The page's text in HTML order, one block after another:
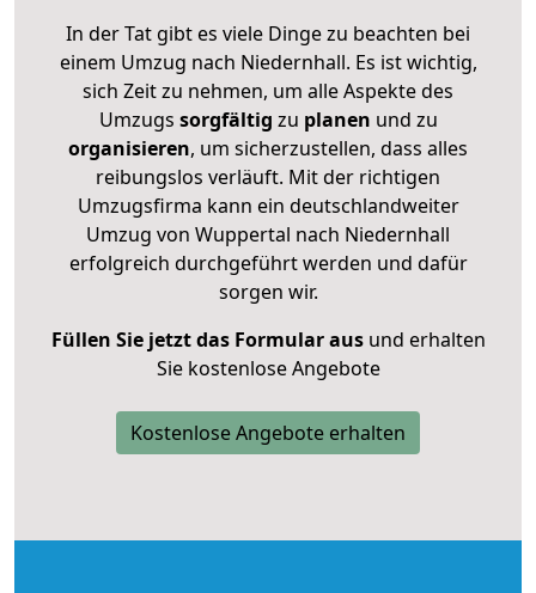
In der Tat gibt es viele Dinge zu beachten bei
einem Umzug nach Niedernhall. Es ist wichtig,
sich Zeit zu nehmen, um alle Aspekte des
Umzugs sorgfältig zu planen und zu
organisieren, um sicherzustellen, dass alles
reibungslos verläuft. Mit der richtigen
Umzugsfirma kann ein deutschlandweiter
Umzug von Wuppertal nach Niedernhall
erfolgreich durchgeführt werden und dafür
sorgen wir.
Füllen Sie jetzt das Formular ausund erhalten
Sie kostenlose Angebote
Kostenlose Angebote erhalten